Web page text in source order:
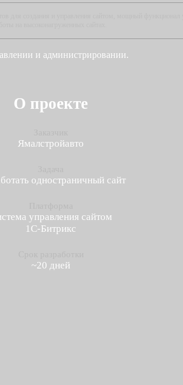
и администрировании.
О проекте
Ямалстройавто
одностраничный сайт
управления сайтом
1С-Битрикс
~20 дней